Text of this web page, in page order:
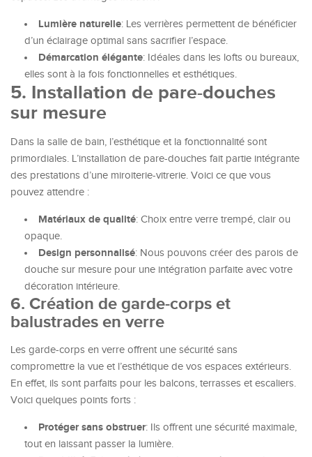
Lumière naturelle: Les verrières permettent de bénéficier
d’un éclairage optimal sans sacrifier l’espace.
Démarcation élégante: Idéales dans les lofts ou bureaux,
elles sont à la fois fonctionnelles et esthétiques.
5. Installation de pare-douches
sur mesure
Dans la salle de bain, l’esthétique et la fonctionnalité sont
primordiales. L’installation de pare-douches fait partie intégrante
des prestations d’une miroiterie-vitrerie. Voici ce que vous
pouvez attendre :
Matériaux de qualité: Choix entre verre trempé, clair ou
opaque.
Design personnalisé: Nous pouvons créer des parois de
douche sur mesure pour une intégration parfaite avec votre
décoration intérieure.
6. Création de garde-corps et
balustrades en verre
Les garde-corps en verre offrent une sécurité sans
compromettre la vue et l’esthétique de vos espaces extérieurs.
En effet, ils sont parfaits pour les balcons, terrasses et escaliers.
Voici quelques points forts :
Protéger sans obstruer: Ils offrent une sécurité maximale,
tout en laissant passer la lumière.